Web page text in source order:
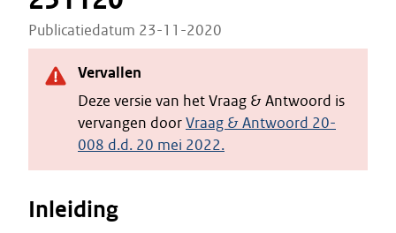
Publicatiedatum 23-11-2020
Vervallen
Deze versie van het Vraag & Antwoord is
vervangen doorVraag & Antwoord 20-
008 d.d. 20 mei 2022.
Inleiding